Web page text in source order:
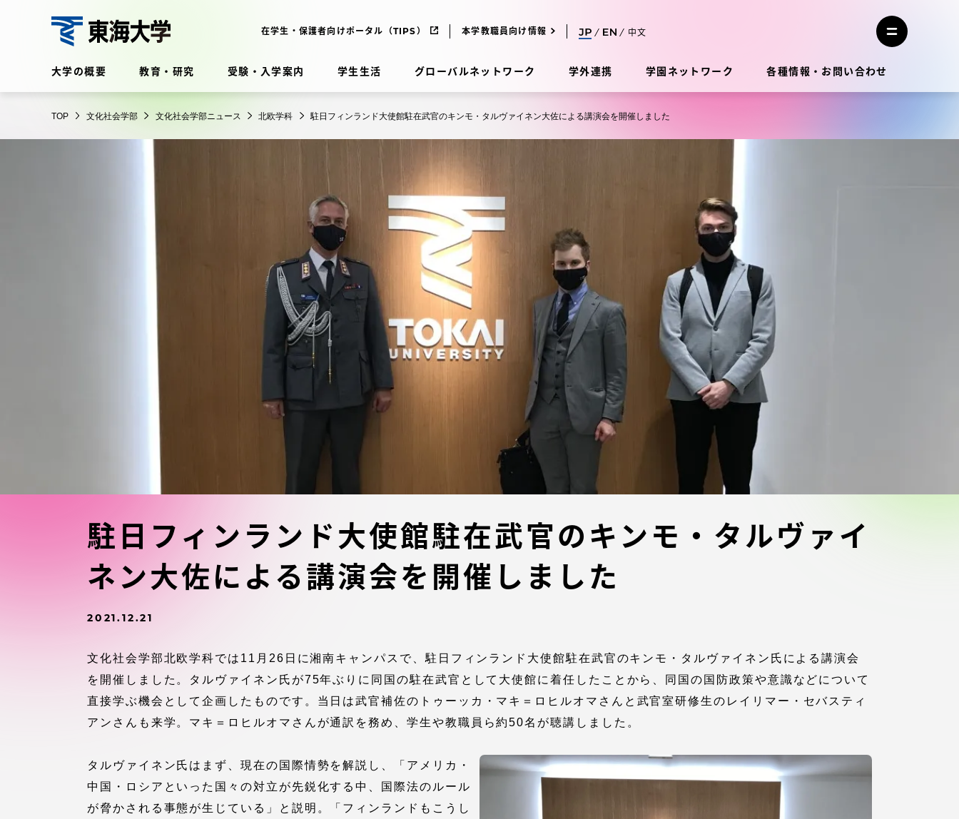
化
社
会
大学の概要 教育・研究 受験・入学案内 学生生活 グローバルネットワーク 学外連携 学園ネットワーク 各種情報・お問い合わせ
在学生・保護者向けポータル（TIPS） 本学教職員向け情報 中文
メ
ニ
TOP 文化社会学部 文化社会学部ニュース 北欧学科 駐日フィンランド大使館駐在武官のキンモ・タルヴァイネン大佐による講演会を開催しました
駐日フィンランド大使館駐在武官のキンモ・タルヴァイ
ネン大佐による講演会を開催しました
2021.12.21
文化社会学部北欧学科では11月26日に湘南キャンパスで、駐日フィンランド大使館駐在武官のキンモ・タルヴァイネン氏による講演会
を開催しました。タルヴァイネン氏が75年ぶりに同国の駐在武官として大使館に着任したことから、同国の国防政策や意識などについて
直接学ぶ機会として企画したものです。当日は武官補佐のトゥーッカ・マキ＝ロヒルオマさんと武官室研修生のレイリマー・セバスティ
アンさんも来学。マキ＝ロヒルオマさんが通訳を務め、学生や教職員ら約50名が聴講しました。
タルヴァイネン氏はまず、現在の国際情勢を解説し、「アメリカ・
中国・ロシアといった国々の対立が先鋭化する中、国際法のルール
が脅かされる事態が生じている」と説明。「フィンランドもこうし
ュ
ー
在学生・保護者向けポータル
受験・入学案内 教員・研究者ガイド
学則・諸規程
コンプライアンス
キャンパス案内
在学生の皆様
保護者の方
教育・研究
教育・研究
学部・学科
大学院
教育方針
教育システム
スポーツ・施設
東海大学 教員・研究者ガイド
受験・入学案内
受験・入学案内
デジタルパンフレットライブラ
リー
受験イベント
入学案内
東海大学会員サイト案内（資料
請求）
出願方法
奨学金
学生生活
学生生活
学生生活サポート
スポーツインフォ
ToCoチャレ
海外研修航海
キャリア就職（学内向け情報）